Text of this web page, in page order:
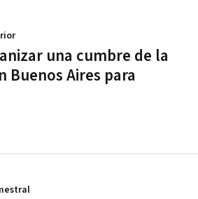
una cumbre de la
Buenos Aires para